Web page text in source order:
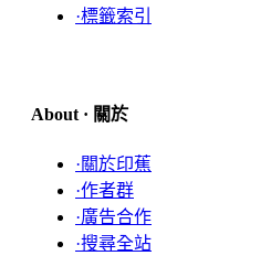
·標籤索引
About · 關於
·關於印蕉
·作者群
·廣告合作
·搜尋全站